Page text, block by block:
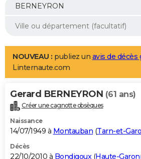
Mobiles
Meilleur smartphone
Internet
Ordinateurs
Jeux vidéo
Guide high-tech
Aménagement intérieur
LIFESTYLE
Art de vivre
Bien-être
Loisirs
Mode
Modes de vie
Alimentation
Guide de la santé
Maladies
Médicaments
Sommeil
VOYAGE
Destinations
City break
Voyage nature
Voyage de noces
Forum
Climat
+PHOTO
GUIDES D'ACHAT
BONS PLANS
NOUVEAU : publiez un avis de décès
Linternaute.com
Gerard BERNEYRON (61 ans)
Créer une cagnotte obsèques
Naissance
14/07/1949 à Montauban (Tarn-et-
Décès
22/10/2010 à Bondigoux(Haute-